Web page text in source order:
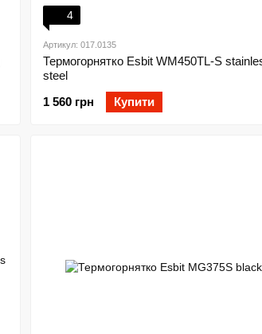
4
Артикул: 017.0135
Термогорнятко Esbit WM450TL-S
steel
1 560 грн
Купити